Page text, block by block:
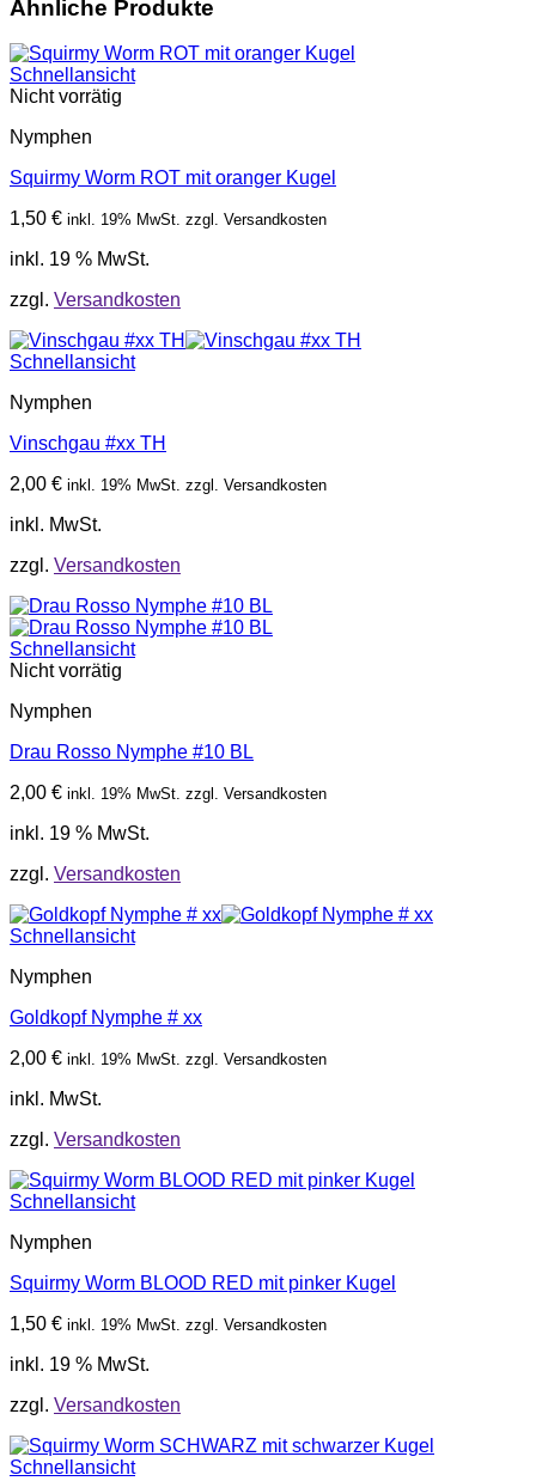
Ähnliche Produkte
Schnellansicht
Nicht vorrätig
Nymphen
Squirmy Worm ROT mit oranger Kugel
1,50 € inkl. 19% MwSt. zzgl. Versandkosten
inkl. 19 % MwSt.
zzgl. Versandkosten
Schnellansicht
Nymphen
Vinschgau #xx TH
2,00 € inkl. 19% MwSt. zzgl. Versandkosten
inkl. MwSt.
zzgl. Versandkosten
Schnellansicht
Nicht vorrätig
Nymphen
Drau Rosso Nymphe #10 BL
2,00 € inkl. 19% MwSt. zzgl. Versandkosten
inkl. 19 % MwSt.
zzgl. Versandkosten
Schnellansicht
Nymphen
Goldkopf Nymphe # xx
2,00 € inkl. 19% MwSt. zzgl. Versandkosten
inkl. MwSt.
zzgl. Versandkosten
Schnellansicht
Nymphen
Squirmy Worm BLOOD RED mit pinker Kugel
1,50 € inkl. 19% MwSt. zzgl. Versandkosten
inkl. 19 % MwSt.
zzgl. Versandkosten
Schnellansicht